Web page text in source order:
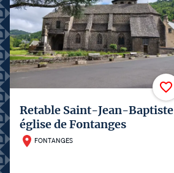
Retable Saint-Jean-Baptiste
église de Fontanges
FONTANGES